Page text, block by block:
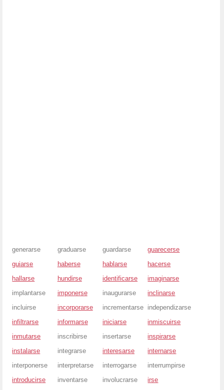
generarse graduarse guardarse
guarecerse
guiarse
haberse hablarse
hacerse
hallarse
hundirse identificarse
imaginarse
implantarse
imponerse inaugurarse
inclinarse
incluirse
incorporarse incrementarse independizarse
infiltrarse
informarse iniciarse
inmiscuirse
inmutarse
inscribirse insertarse
inspirarse
instalarse
integrarse interesarse
internarse
interponerse
interpretarse interrogarse
interrumpirse
introducirse
inventarse involucrarse
irse